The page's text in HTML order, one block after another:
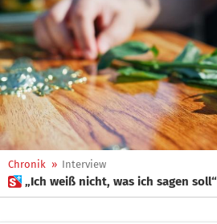
Chronik » Interview
 „Ich weiß nicht, was ich sagen soll“